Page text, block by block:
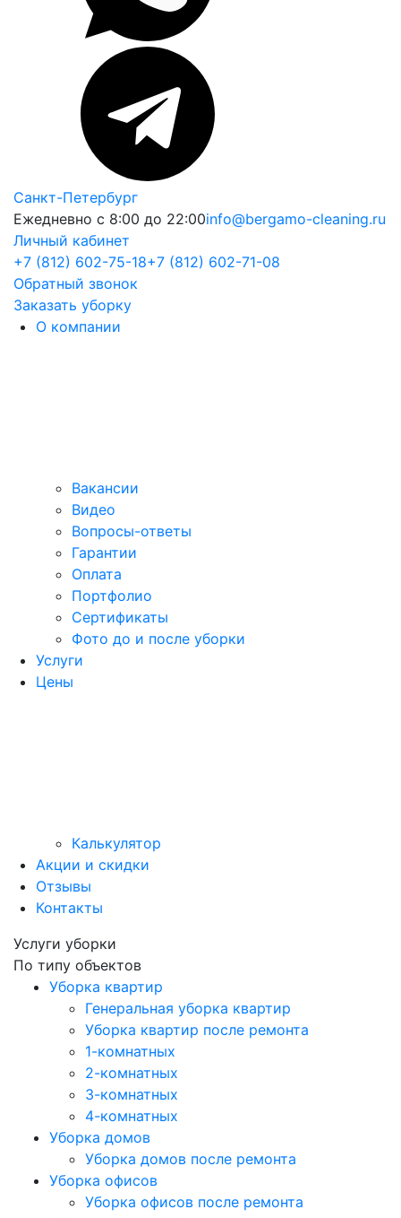
Санкт-Петербург
Ежедневно с 8:00 до 22:00info@bergamo-cleaning.ru
Личный кабинет
+7 (812) 602-75-18+7 (812) 602-71-08
Обратный звонок
Заказать уборку
О компании
Вакансии
Видео
Вопросы-ответы
Гарантии
Оплата
Портфолио
Сертификаты
Фото до и после уборки
Услуги
Цены
Калькулятор
Акции и скидки
Отзывы
Контакты
Услуги уборки
По типу объектов
Уборка квартир
Генеральная уборка квартир
Уборка квартир после ремонта
1-комнатных
2-комнатных
3-комнатных
4-комнатных
Уборка домов
Уборка домов после ремонта
Уборка офисов
Уборка офисов после ремонта